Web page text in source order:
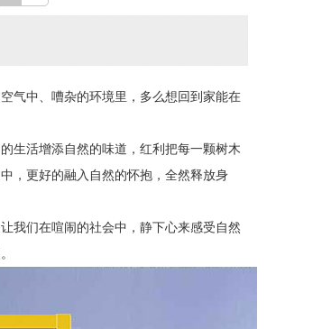
气中、嘈杂的环境里，多么想回到家能在
生活增添自然的味道，红利把每一颗树木
，更好的融入自然的怀抱，全然释放身
我们在喧闹的社会中，静下心来感受自然